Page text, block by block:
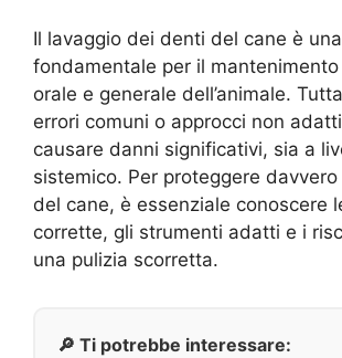
Il lavaggio dei denti del cane è
fondamentale per il
orale e generale dell’animale.
errori comuni o approcci non
causare danni significativi, sia a
sistemico. Per proteggere
del cane, è essenziale conoscere
corrette, gli strumenti adatti e i
una pulizia scorretta.
🔎 Ti potrebbe interessare: